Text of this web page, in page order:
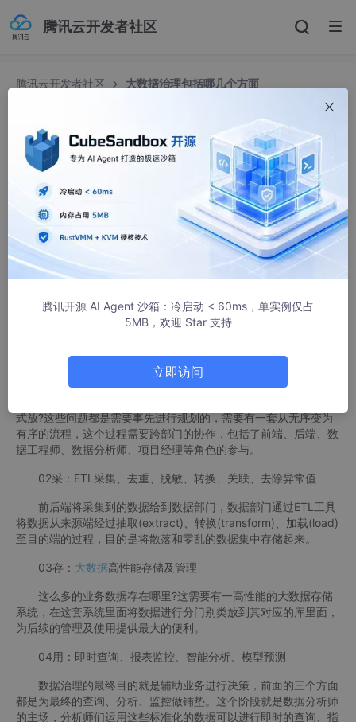
腾讯云开发者社区
腾讯云开发者社区 大数据治理包括哪几个方面
大数据治理包括哪几个方面
中琛源科技
10607人浏览 · 2022-03-28 13:42:51
在数据治理中，涉及到了前端业务系统，后端业务数据库系统
再到业务终端的数据分析，从源头到终端再回到源头，形成的一个
闭环负反馈系统。同样地，在数据治理中，我们也需要一套标准化
的规范来指导数据的采集、传输、储存以及应用。
四个方面。根据每一个方面的特点，我们可以将数据治理总结为四
个字，即“理”、“采”、“存”、“用”。
01理：梳理业务流程，规划数据资源
对于企业来说，每天的实时数据都会超过TB级别，需要采集
式放?这些问题都是需要事先进行规划的，需要有一套从无序变为
有序的流程，这个过程需要跨部门的协作，包括了前端、后端、数
据工程师、数据分析师、项目经理等角色的参与。
02采：ETL采集、去重、脱敏、转换、关联、去除异常值
前后端将采集到的数据给到数据部门，数据部门通过ETL工具
将数据从来源端经过抽取(extract)、转换(transform)、加载(load)
至目的端的过程，目的是将散落和零乱的数据集中存储起来。
03存： 大数据高性能存储及管理
这么多的业务数据存在哪里?这需要有一高性能的大数据存储
系统，在这套系统里面将数据进行分门别类放到其对应的库里面，
为后续的管理及使用提供最大的便利。
04用：即时查询、报表监控、智能分析、模型预测
数据治理的最终目的就是辅助业务进行决策，前面的三个方面
都是为最终的查询、分析、监控做铺垫。这个阶段就是数据分析师
的主场，分析师们运用这些标准化的数据可以进行即时的查询、指
腾讯开源 AI Agent 沙箱：冷启动 < 60ms，单实例仅占
5MB，欢迎 Star 支持
立即访问